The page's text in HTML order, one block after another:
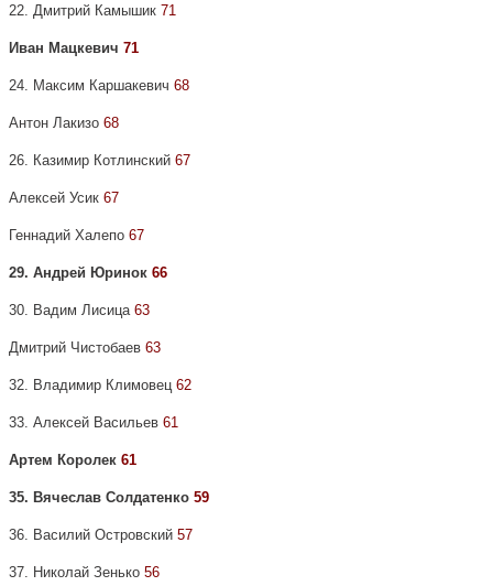
22. Дмитрий Камышик 71
Иван Мацкевич 71
24. Максим Каршакевич 68
Антон Лакизо 68
26. Казимир Котлинский 67
Алексей Усик 67
Геннадий Халепо 67
29. Андрей Юринок 66
30. Вадим Лисица 63
Дмитрий Чистобаев 63
32. Владимир Климовец 62
33. Алексей Васильев 61
Артем Королек 61
35. Вячеслав Солдатенко 59
36. Василий Островский 57
37. Николай Зенько 56